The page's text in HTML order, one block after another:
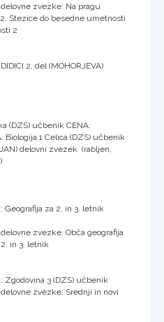
zvezke: Na pragu
Stezice do besedne umetnosti
2
2. del (MOHORJEVA)
(DZS) učbenik CENA:
Biologija 1 Celica (DZS) učbenik
delovni zvezek (rabljen,
Geografija za 2. in 3. letnik
zvezke: Obča geografija
in 3. letnik
Zgodovina 3 (DZS) učbenik
zvezke: Srednji in novi